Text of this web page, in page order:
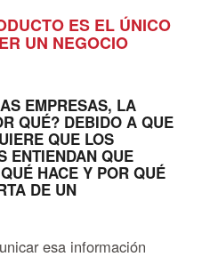
ES EL ÚNICO
UN NEGOCIO
EMPRESAS, LA
QUÉ? DEBIDO A QUE
QUE LOS
ENTIENDAN QUE
HACE Y POR QUÉ
DE UN
esa información